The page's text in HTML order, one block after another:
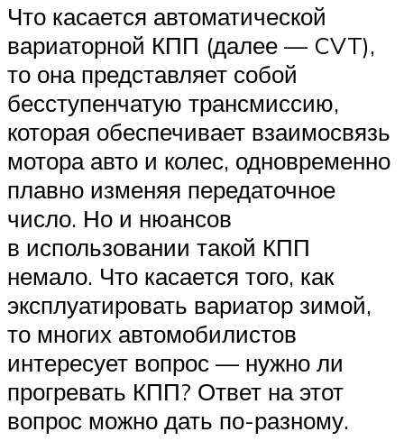
Что касается автоматической
вариаторной КПП (далее — CVT),
то она представляет собой
бесступенчатую трансмиссию,
которая обеспечивает взаимосвязь
мотора авто и колес, одновременно
плавно изменяя передаточное
число. Но и нюансов
в использовании такой КПП
немало. Что касается того, как
эксплуатировать вариатор зимой,
то многих автомобилистов
интересует вопрос — нужно ли
прогревать КПП? Ответ на этот
вопрос можно дать по-разному.